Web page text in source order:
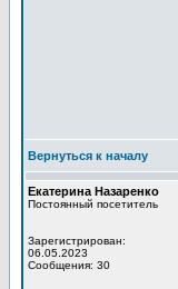
Вернуться к началу
Екатерина Назаренко
Постоянный посетитель
Зарегистрирован:
06.05.2023
Сообщения: 30